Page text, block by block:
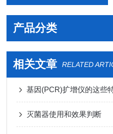
产品分类
相关文章 RELATED
基因(PCR)扩增仪的这些
灭菌器使用和效果判断